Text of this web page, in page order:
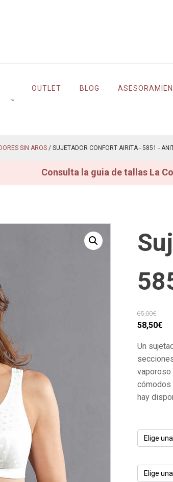
OUTLET BLOG
SIN AROS / SUJETADOR CONFORT AIRITA - 5851 -
Consulta la guia de tallas La
65,00€
El
original
era:
65,00€.
58,50€El
Un
vaporoso
cómodos
hay